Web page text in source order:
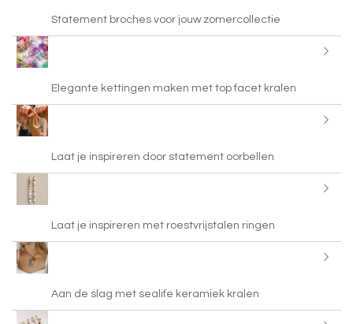
Statement broches voor jouw zomercollectie
Elegante kettingen maken met top facet kralen
Laat je inspireren door statement oorbellen
Laat je inspireren met roestvrijstalen ringen
Aan de slag met sealife keramiek kralen